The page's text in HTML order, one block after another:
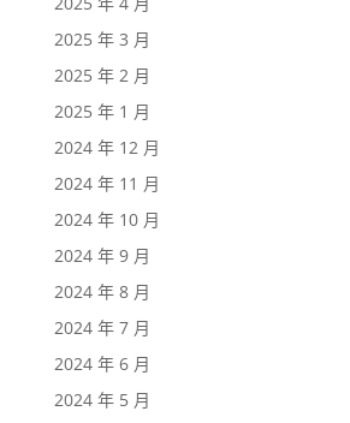
2025 年 3 月
2025 年 2 月
2025 年 1 月
2024 年 12 月
2024 年 11 月
2024 年 10 月
2024 年 9 月
2024 年 8 月
2024 年 7 月
2024 年 6 月
2024 年 5 月